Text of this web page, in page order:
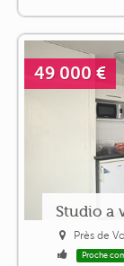
49 000 €
Studio a
Près de
Proche